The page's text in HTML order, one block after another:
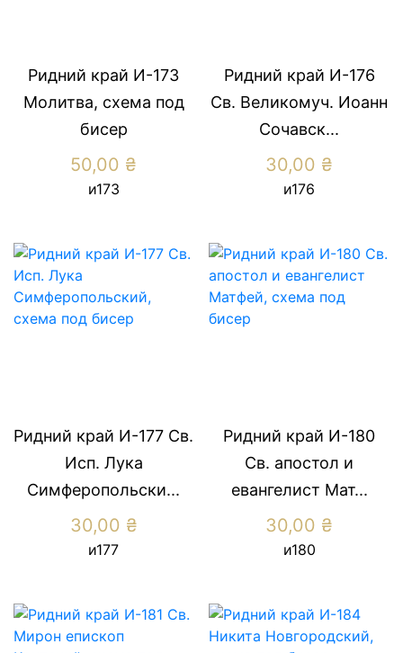
Ридний край И-173
Молитва, схема под
бисер
50,00 ₴
и173
Ридний край И-176
Св. Великомуч. Иоанн
Сочавск...
30,00 ₴
и176
Ридний край И-177 Св.
Исп. Лука
Симферопольски...
30,00 ₴
и177
Ридний край И-180
Св. апостол и
евангелист Мат...
30,00 ₴
и180